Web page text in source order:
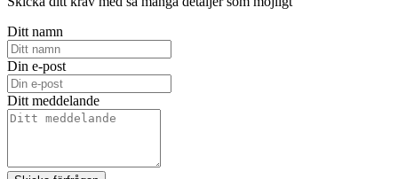
Ditt namn
Din e-post
Ditt meddelande